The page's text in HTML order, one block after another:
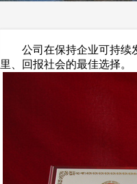
公司在保持企业可持续发
里、回报社会的最佳选择。